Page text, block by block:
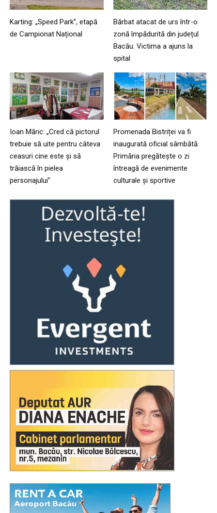
Karting: „Speed Park”, etapă
de Campionat Național
Bărbat atacat de urs într-o
zonă împădurită din județul
Bacău. Victima a ajuns la
spital
Ioan Măric: „Cred că pictorul
trebuie să uite pentru câteva
ceasuri cine este și să
trăiască în pielea
personajului”
Promenada Bistriței va fi
inaugurată oficial sâmbătă.
Primăria pregătește o zi
întreagă de evenimente
culturale și sportive